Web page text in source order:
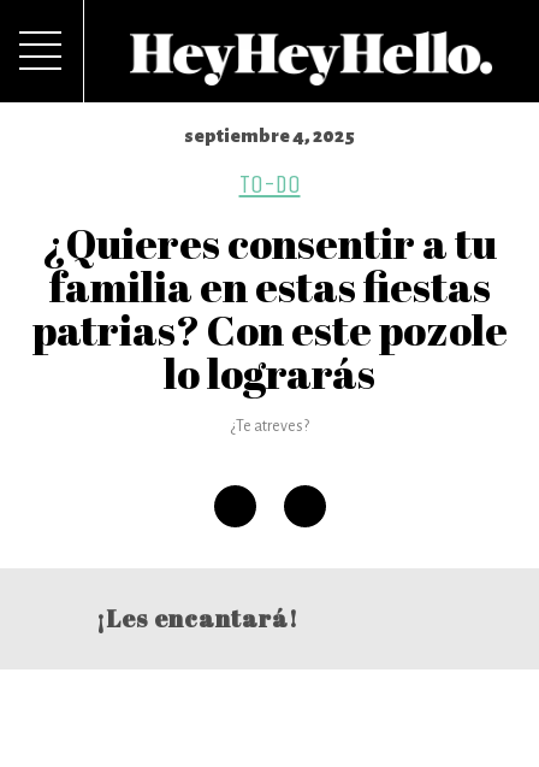
septiembre 4, 2025
TO-DO
¿Quieres consentir a tu
familia en estas fiestas
patrias? Con este pozole
lo lograrás
¿Te atreves?
¡Les encantará!